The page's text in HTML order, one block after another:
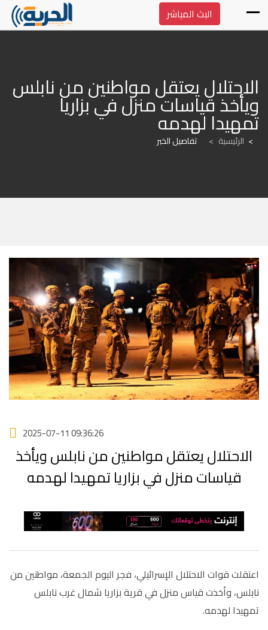
البث المباشر
تمهيدا لهدمه
الرئيسية > تفاصيل الخبر
2025-07-11 09:36:26
الاحتلال يعتقل مواطنين من نابلس ويأخذ
قياسات منزل في بزاريا تمهيدا لهدمه
اعتقلت قوات الاحتلال الإسرائيلي، فجر اليوم الجمعة، مواطنين من
نابلس، وأخذت قياس منزل في قرية بزاريا شمال غرب نابلس
تمهيدا لهدمه.